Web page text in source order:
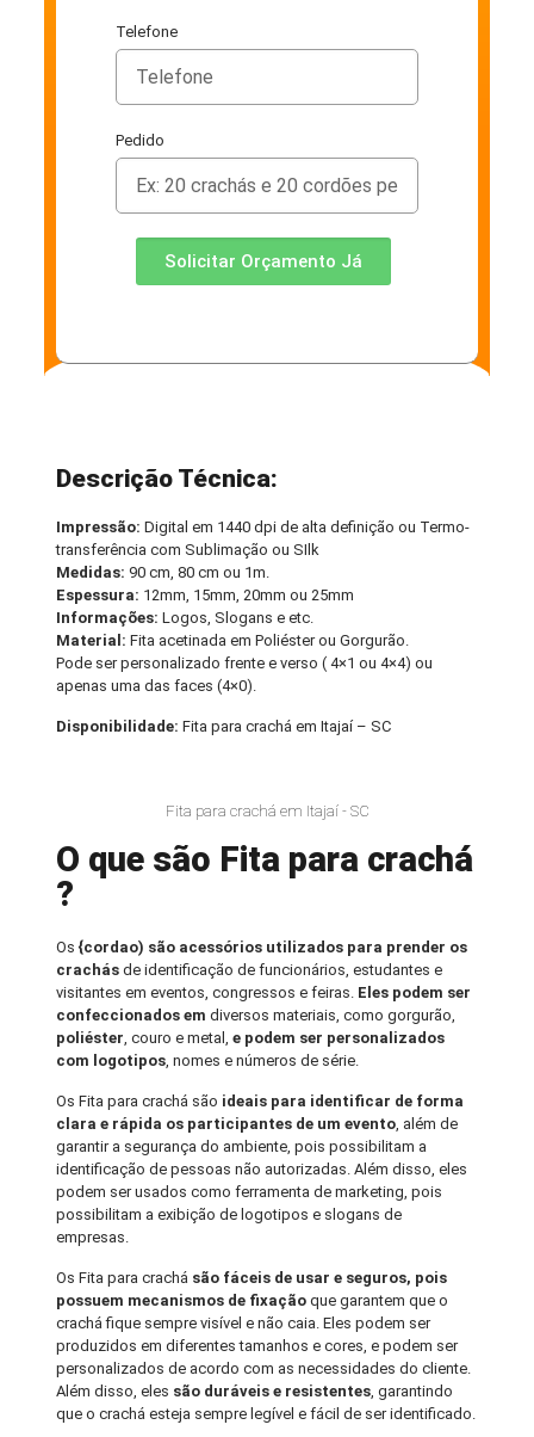
Telefone
Pedido
Solicitar Orçamento Já
Descrição Técnica:
Impressão: Digital em 1440 dpi de alta definição ou Termo-
transferência com Sublimação ou SIlk
Medidas: 90 cm, 80 cm ou 1m.
Espessura: 12mm, 15mm, 20mm ou 25mm
Informações:Logos, Slogans e etc.
Material: Fita acetinada em Poliéster ou Gorgurão.
Pode ser personalizado frente e verso ( 4×1 ou 4×4) ou
apenas uma das faces (4×0).
Disponibilidade:Fita para crachá em Itajaí – SC
Fita para crachá em Itajaí - SC
O que são Fita para crachá
?
Os {cordao) são acessórios utilizados para prender os
crachás de identificação de funcionários, estudantes e
visitantes em eventos, congressos e feiras. Eles podem ser
confeccionados emdiversos materiais, como gorgurão,
poliéster, couro e metal,e podem ser personalizados
com logotipos, nomes e números de série.
Os Fita para crachá são ideais para identificar de forma
clara e rápida os participantes de um evento, além de
garantir a segurança do ambiente, pois possibilitam a
identificação de pessoas não autorizadas. Além disso, eles
podem ser usados como ferramenta de marketing, pois
possibilitam a exibição de logotipos e slogans de
empresas.
Os Fita para crachá são fáceis de usar e seguros, pois
possuem mecanismos de fixação que garantem que o
crachá fique sempre visível e não caia. Eles podem ser
produzidos em diferentes tamanhos e cores, e podem ser
personalizados de acordo com as necessidades do cliente.
Além disso, eles são duráveis e resistentes, garantindo
que o crachá esteja sempre legível e fácil de ser identificado.